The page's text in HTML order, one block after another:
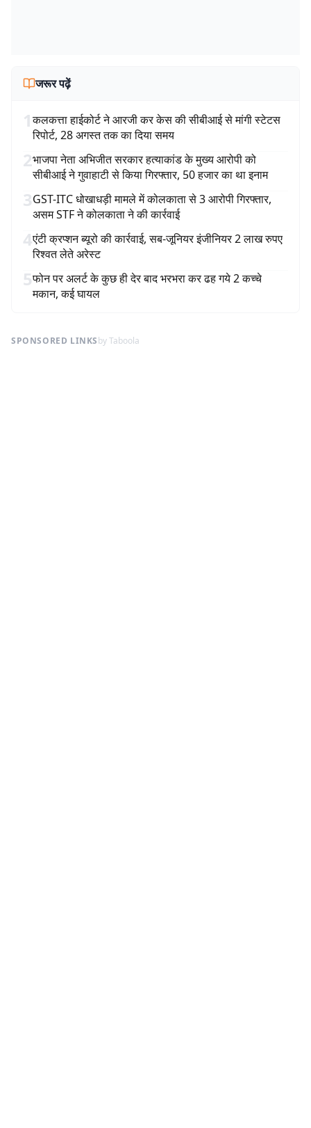
जरूर पढ़ें
1कलकत्ता हाईकोर्ट ने आरजी कर केस की सीबीआई से मांगी स्टेटस
रिपोर्ट, 28 अगस्त तक का दिया समय
2भाजपा नेता अभिजीत सरकार हत्याकांड के मुख्य आरोपी को
सीबीआई ने गुवाहाटी से किया गिरफ्तार, 50 हजार का था इनाम
3GST-ITC धोखाधड़ी मामले में कोलकाता से 3 आरोपी गिरफ्तार,
असम STF ने कोलकाता ने की कार्रवाई
4एंटी क्रप्शन ब्यूरो की कार्रवाई, सब-जूनियर इंजीनियर 2 लाख रुपए
रिश्वत लेते अरेस्ट
5फोन पर अलर्ट के कुछ ही देर बाद भरभरा कर ढह गये 2 कच्चे
मकान, कई घायल
SPONSORED LINKSby Taboola